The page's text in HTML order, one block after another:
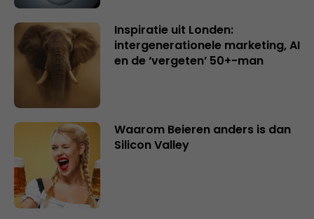
Inspiratie uit Londen:
intergenerationele marketing, AI
en de ‘vergeten’ 50+-man
Waarom Beieren anders is dan
Silicon Valley